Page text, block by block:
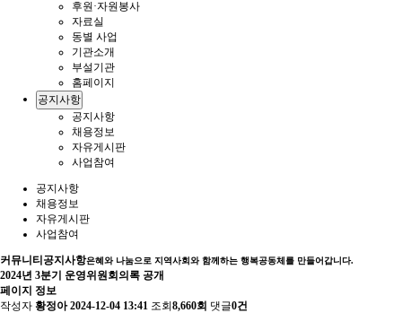
후원·자원봉사
자료실
동별 사업
기관소개
부설기관
홈페이지
공지사항
공지사항
채용정보
자유게시판
사업참여
공지사항
채용정보
자유게시판
사업참여
커뮤니티 공지사항은혜와 나눔으로 지역사회와 함께하는 행복공동체를 만들어갑니다.
2024년 3분기 운영위원회의록 공개
페이지 정보
작성자 황정아 2024-12-04 13:41 조회 8,660회 댓글0건